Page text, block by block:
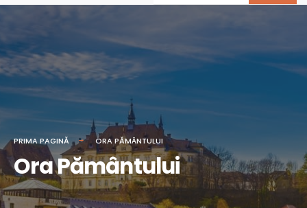
PRIMA PAGINĂ ORA PĂMÂNTULUI
Ora Pământului